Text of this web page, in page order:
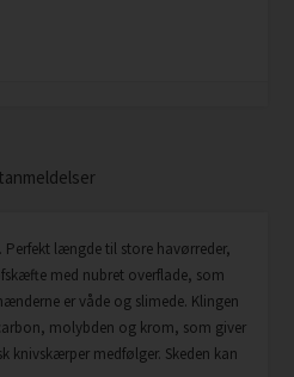
Perfekt længde til store havørreder,
med nubret overflade, som
er våde og slimede. Klingen
molybden og krom, som giver
knivskærper medfølger. Skeden kan